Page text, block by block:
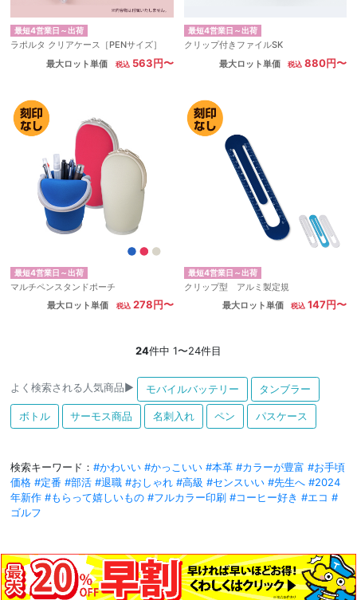
最短4営業日～出荷
ラポルタ クリアケース［PENサイズ］
最大ロット単価
563円〜
最短4営業日～出荷
クリップ付きファイルSK
最大ロット単価
880円〜
最短4営業日～出荷
マルチペンスタンドポーチ
最大ロット単価
278円〜
最短4営業日～出荷
クリップ型 アルミ製定規
最大ロット単価
147円〜
24件中 1〜24件目
よく検索される人気商品▶ モバイルバッテリー タンブラー
ボトル サーモス商品 名刺入れ ペン パスケース
検索キーワード： #かわいい #かっこいい #本革 #カラーが豊富 #お手頃
価格 #定番 #部活 #退職 #おしゃれ #高級 #センスいい #先生へ #2024
年新作 #もらって嬉しいもの #フルカラー印刷 #コーヒー好き #エコ #
ゴルフ